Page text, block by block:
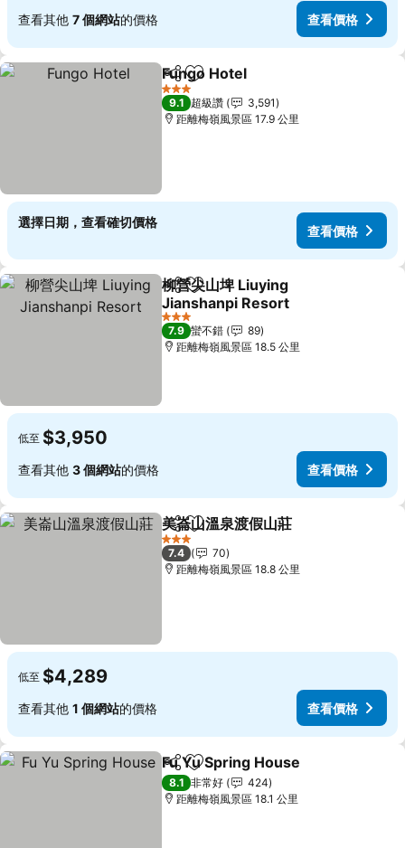
查看其他 7 個網站的價格 查看價格
分享 加入我的最愛
Fungo Hotel
3 星級
9.1 超級讚
3,591
距離梅嶺風景區 17.9 公里
選擇日期，查看確切價格
查看價格
分享 加入我的最愛
柳營尖山埤 Liuying
Jianshanpi Resort
3 星級
7.9 蠻不錯
89
距離梅嶺風景區 18.5 公里
低至 $3,950
查看其他 3 個網站的價格 查看價格
分享 加入我的最愛
美崙山溫泉渡假山莊
3 星級
7.4
70
距離梅嶺風景區 18.8 公里
低至 $4,289
查看其他 1 個網站的價格 查看價格
分享 加入我的最愛
Fu Yu Spring House
8.1 非常好
424
距離梅嶺風景區 18.1 公里